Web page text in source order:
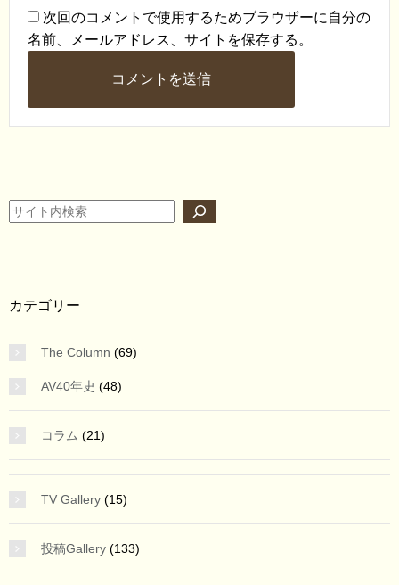
次回のコメントで使用するためブラウザーに自分の
名前、メールアドレス、サイトを保存する。
検索
カテゴリー
The Column (69)
AV40年史 (48)
コラム (21)
TV Gallery (15)
投稿Gallery (133)